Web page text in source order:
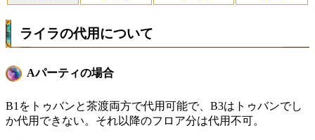
ライラの代用について
Aパーティの場合
B1をトゥバンと茶渡両方で代用可能で、B3はトゥバンでし
か代用できない。それ以降のフロア分は代用不可。